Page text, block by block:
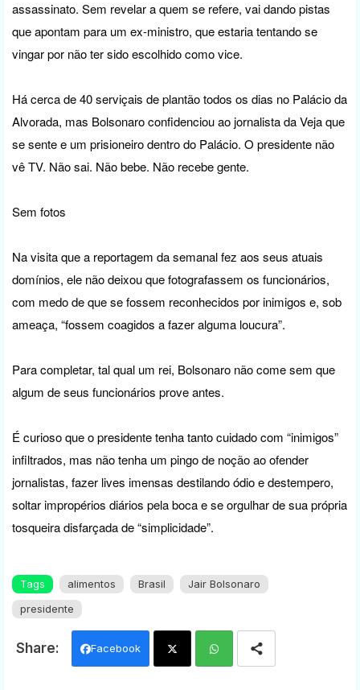
assassinato. Sem revelar a quem se refere, vai dando pistas
que apontam para um ex-ministro, que estaria tentando se
vingar por não ter sido escolhido como vice.
Há cerca de 40 serviçais de plantão todos os dias no Palácio da
Alvorada, mas Bolsonaro confidenciou ao jornalista da Veja que
se sente e um prisioneiro dentro do Palácio. O presidente não
vê TV. Não sai. Não bebe. Não recebe gente.
Sem fotos
Na visita que a reportagem da semanal fez aos seus atuais
domínios, ele não deixou que fotografassem os funcionários,
com medo de que se fossem reconhecidos por inimigos e, sob
ameaça, “fossem coagidos a fazer alguma loucura”.
Para completar, tal qual um rei, Bolsonaro não come sem que
algum de seus funcionários prove antes.
É curioso que o presidente tenha tanto cuidado com “inimigos”
infiltrados, mas não tenha um pingo de noção ao ofender
jornalistas, fazer lives imensas destilando ódio e destempero,
soltar impropérios diários pela boca e se orgulhar de sua própria
tosqueira disfarçada de “simplicidade”.
Tags alimentos Brasil
Jair Bolsonaro
presidente
Facebook